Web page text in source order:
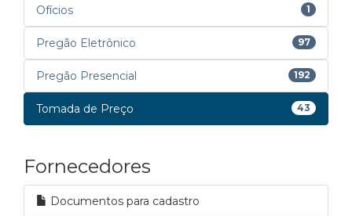
Ofícios 1
Pregão Eletrônico 97
Pregão Presencial 192
Tomada de Preço 43
Fornecedores
Documentos para cadastro